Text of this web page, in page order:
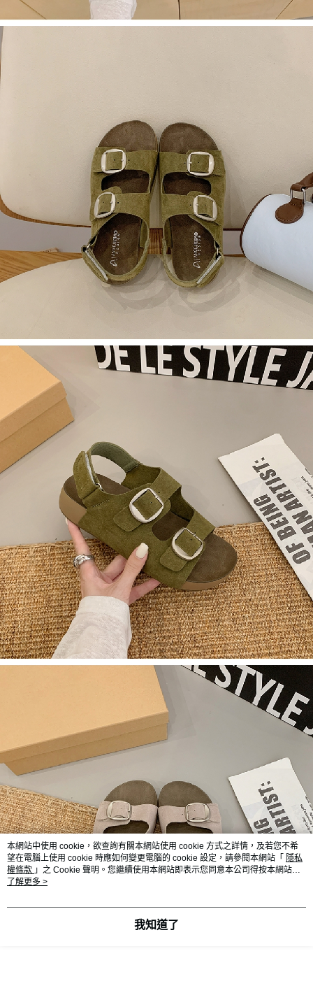
本網站中使用 cookie，欲查詢有關本網站使用 cookie 方式之詳情，及若您不希
望在電腦上使用 cookie 時應如何變更電腦的 cookie 設定，請參閱本網站「 隱私
權條款 」之 Cookie 聲明。您繼續使用本網站即表示您同意本公司得按本網站使
用條款之 Cookie 聲明使用 cookie。
了解更多 >
我知道了